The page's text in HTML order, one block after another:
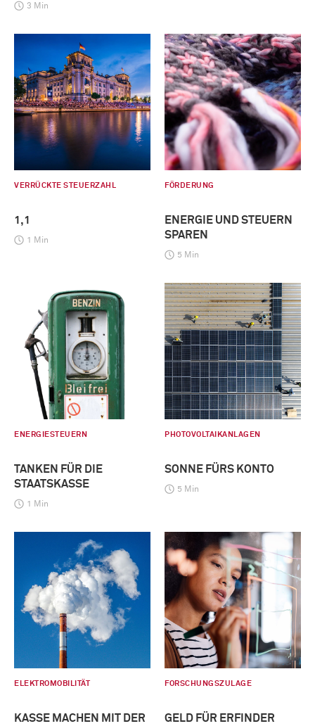
3 Min
VERRÜCKTE STEUERZAHL
1,1
1 Min
FÖRDERUNG
ENERGIE UND STEUERN
SPAREN
5 Min
ENERGIESTEUERN
TANKEN FÜR DIE
STAATSKASSE
1 Min
PHOTOVOLTAIKANLAGEN
SONNE FÜRS KONTO
5 Min
ELEKTROMOBILITÄT
KASSE MACHEN MIT DER
FORSCHUNGSZULAGE
GELD FÜR ERFINDER